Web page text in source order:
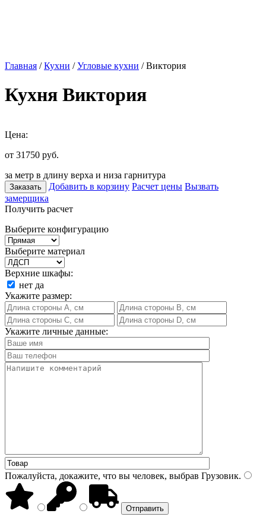
Главная /Кухни /Угловые кухни / Виктория
Кухня Виктория
Цена:
от 31750 руб.
за метр в длину верха и низа гарнитура
Заказать Добавить в корзину Расчет цены Вызвать
замерщика
Получить расчет
Выберите конфигурацию
Выберите материал
Верхние шкафы:
нет да
Укажите размер:
Укажите личные данные:
Пожалуйста, докажите, что вы человек, выбрав Грузовик.